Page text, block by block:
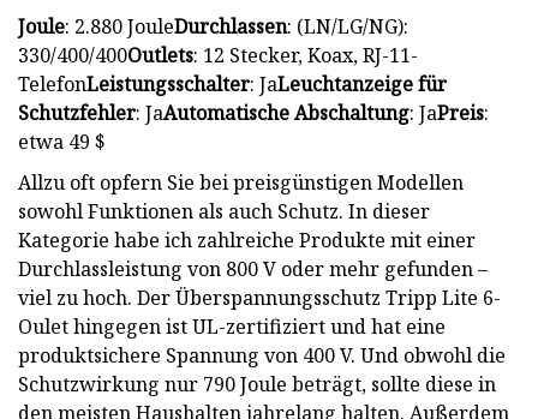
Joule: 2.880 JouleDurchlassen: (LN/LG/NG):
330/400/400Outlets: 12 Stecker, Koax, RJ-11-
TelefonLeistungsschalter: JaLeuchtanzeige für
Schutzfehler: JaAutomatische Abschaltung: JaPreis:
etwa 49 $
Allzu oft opfern Sie bei preisgünstigen Modellen
sowohl Funktionen als auch Schutz. In dieser
Kategorie habe ich zahlreiche Produkte mit einer
Durchlassleistung von 800 V oder mehr gefunden –
viel zu hoch. Der Überspannungsschutz Tripp Lite 6-
Oulet hingegen ist UL-zertifiziert und hat eine
produktsichere Spannung von 400 V. Und obwohl die
Schutzwirkung nur 790 Joule beträgt, sollte diese in
den meisten Haushalten jahrelang halten. Außerdem